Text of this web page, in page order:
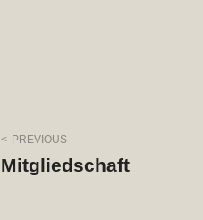
PREVIOUS
Mitgliedschaft